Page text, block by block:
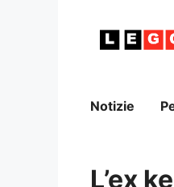
Notizie
L’ex